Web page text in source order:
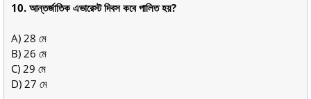
10. আন্তর্জাতিক এভারেস্ট দিবস কবে পালিত হয়?
A) 28 মে
B) 26 মে
C) 29 মে
D) 27 মে